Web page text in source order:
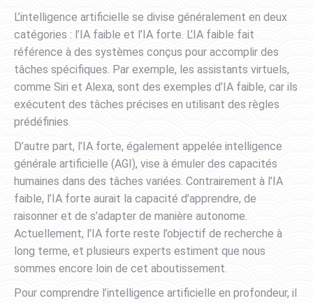
L’intelligence artificielle se divise généralement en deux
catégories : l’IA faible et l’IA forte. L’IA faible fait
référence à des systèmes conçus pour accomplir des
tâches spécifiques. Par exemple, les assistants virtuels,
comme Siri et Alexa, sont des exemples d’IA faible, car ils
exécutent des tâches précises en utilisant des règles
prédéfinies.
D’autre part, l’IA forte, également appelée intelligence
générale artificielle (AGI), vise à émuler des capacités
humaines dans des tâches variées. Contrairement à l’IA
faible, l’IA forte aurait la capacité d’apprendre, de
raisonner et de s’adapter de manière autonome.
Actuellement, l’IA forte reste l’objectif de recherche à
long terme, et plusieurs experts estiment que nous
sommes encore loin de cet aboutissement.
Pour comprendre l’intelligence artificielle en profondeur, il